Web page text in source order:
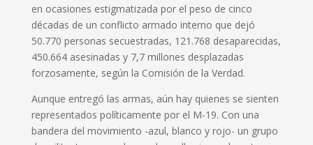
en ocasiones estigmatizada por el peso de cinco
décadas de un conflicto armado interno que dejó
50.770 personas secuestradas, 121.768 desaparecidas,
450.664 asesinadas y 7,7 millones desplazadas
forzosamente, según la Comisión de la Verdad.
Aunque entregó las armas, aún hay quienes se sienten
representados políticamente por el M-19. Con una
bandera del movimiento -azul, blanco y rojo- un grupo